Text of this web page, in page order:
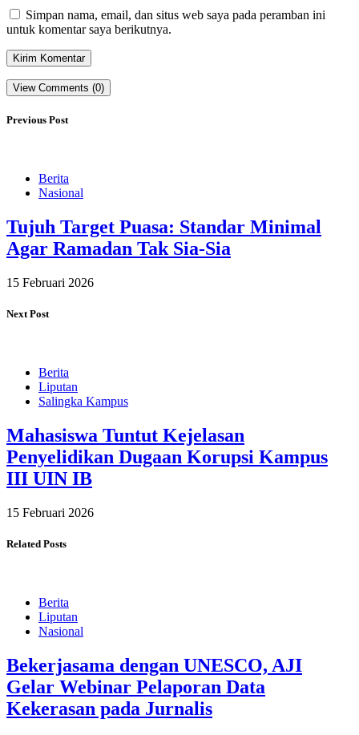
Simpan nama, email, dan situs web saya pada peramban ini
untuk komentar saya berikutnya.
View Comments (0)
Previous Post
Berita
Nasional
Tujuh Target Puasa: Standar Minimal
Agar Ramadan Tak Sia-Sia
15 Februari 2026
Next Post
Berita
Liputan
Salingka Kampus
Mahasiswa Tuntut Kejelasan
Penyelidikan Dugaan Korupsi Kampus
III UIN IB
15 Februari 2026
Related Posts
Berita
Liputan
Nasional
Bekerjasama dengan UNESCO, AJI
Gelar Webinar Pelaporan Data
Kekerasan pada Jurnalis